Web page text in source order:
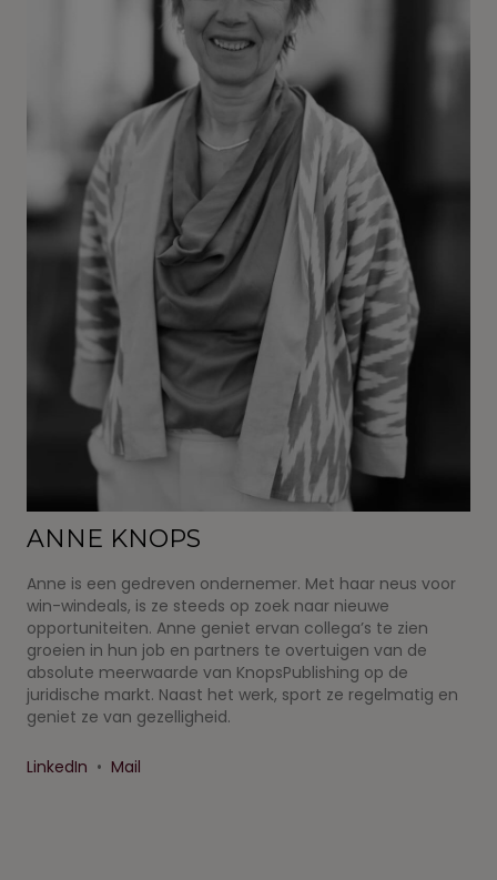
ANNE KNOPS
Anne is een gedreven ondernemer. Met haar neus voor
win-windeals, is ze steeds op zoek naar nieuwe
opportuniteiten. Anne geniet ervan collega’s te zien
groeien in hun job en partners te overtuigen van de
absolute meerwaarde van KnopsPublishing op de
juridische markt. Naast het werk, sport ze regelmatig en
geniet ze van gezelligheid.
LinkedIn • Mail